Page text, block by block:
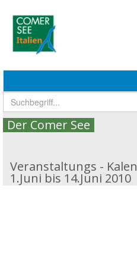
Der Comer See
Veranstaltungs -
1.Juni bis 14.Juni 2010